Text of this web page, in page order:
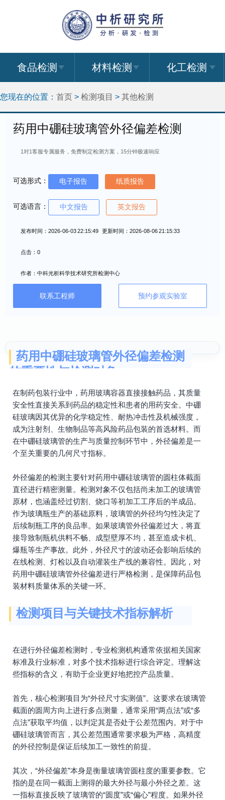
食品检测 材料检测 化工检测
您现在的位置： 首页 > 检测项目 > 其他检测
药用中硼硅玻璃管外径偏差检测
1对1客服专属服务，免费制定检测方案，15分钟极速响应
可选形式： 电子报告 纸质报告
可选语言： 中文报告 英文报告
发布时间：2026-06-03 22:15:49 更新时间：2026-08-06 21:15:33
点击：0
作者：中科光析科学技术研究所检测中心
联系工程师 预约参观实验室
药用中硼硅玻璃管外径偏差检测
的重要性与检测对象
在制药包装行业中，药用玻璃容器直接接触药品，其质量
安全性直接关系到药品的稳定性和患者的用药安全。中硼
硅玻璃因其优异的化学稳定性、耐热冲击性及机械强度，
成为注射剂、生物制品等高风险药品包装的首选材料。而
在中硼硅玻璃管的生产与质量控制环节中，外径偏差是一
个至关重要的几何尺寸指标。
外径偏差的检测主要针对药用中硼硅玻璃管的圆柱体截面
直径进行精密测量。检测对象不仅包括尚未加工的玻璃管
原材，也涵盖经过切割、烧口等初加工工序后的半成品。
作为玻璃瓶生产的基础原料，玻璃管的外径均匀性决定了
后续制瓶工序的良品率。如果玻璃管外径偏差过大，将直
接导致制瓶机供料不畅、成型壁厚不均，甚至造成卡机、
爆瓶等生产事故。此外，外径尺寸的波动还会影响后续的
在线检测、灯检以及自动灌装生产线的兼容性。因此，对
药用中硼硅玻璃管外径偏差进行严格检测，是保障药品包
装材料质量体系的关键一环。
检测项目与关键技术指标解析
在进行外径偏差检测时，专业检测机构通常依据相关国家
标准及行业标准，对多个技术指标进行综合评定。理解这
些指标的含义，有助于企业更好地把控产品质量。
首先，核心检测项目为“外径尺寸实测值”。这要求在玻璃管
截面的圆周方向上进行多点测量，通常采用“两点法”或“多
点法”获取平均值，以判定其是否处于公差范围内。对于中
硼硅玻璃管而言，其公差范围通常要求极为严格，高精度
的外径控制是保证后续加工一致性的前提。
其次，“外径偏差”本身是衡量玻璃管圆柱度的重要参数。它
指的是在同一截面上测得的最大外径与最小外径之差。这
一指标直接反映了玻璃管的“圆度”或“偏心”程度。如果外径